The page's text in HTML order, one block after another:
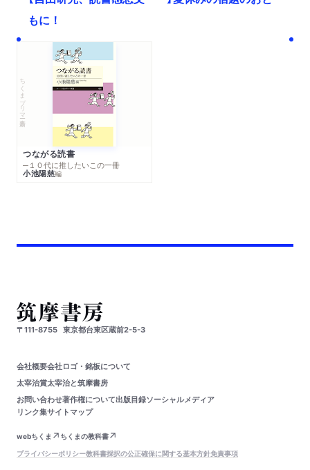
もに！
ちくまプリマー新書
つながる読書
─１０代に推したいこの一冊
小池陽慈編
〒111-8755 東京都台東区蔵前2-5-3
会社概要会社ロゴ・銘板について
太宰治賞太宰治と筑摩書房
お問い合わせ著作権について出版目録ソーシャルメディア
リンク集サイトマップ
webちくま
ちくまの教科書
プライバシーポリシー教科書採択の公正確保に関する基本方針免責事項